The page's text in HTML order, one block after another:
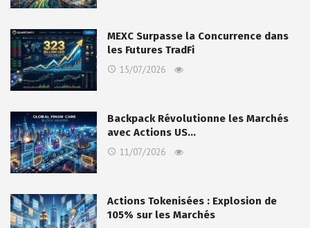
MEXC Surpasse la Concurrence dans
les Futures TradFi
15/07/2026
Backpack Révolutionne les Marchés
avec Actions US…
11/07/2026
Actions Tokenisées : Explosion de
105% sur les Marchés